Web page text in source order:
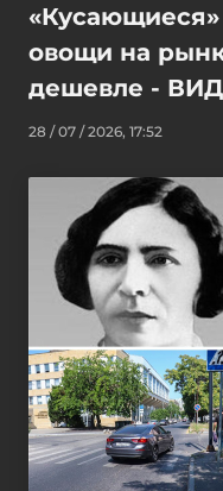
овощи на
дешевле -
28 / 07 / 2026, 17:52